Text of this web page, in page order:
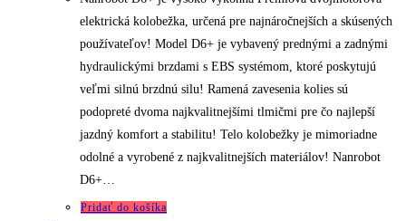
€2.013,00.€1.149,00.
elektrická kolobežka, určená pre najnáročnejších a skúsených
používateľov! Model D6+ je vybavený prednými a zadnými
hydraulickými brzdami s EBS systémom, ktoré poskytujú
veľmi silnú brzdnú silu! Ramená zavesenia kolies sú
podopreté dvoma najkvalitnejšími tlmičmi pre čo najlepší
jazdný komfort a stabilitu! Telo kolobežky je mimoriadne
odolné a vyrobené z najkvalitnejších materiálov! Nanrobot
D6+…
Pridať do košíka